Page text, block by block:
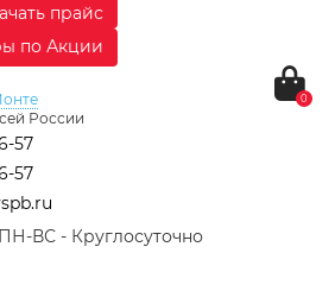
прайс
по Акции
России
57
57
ПН-ВС - Круглосуточно
0